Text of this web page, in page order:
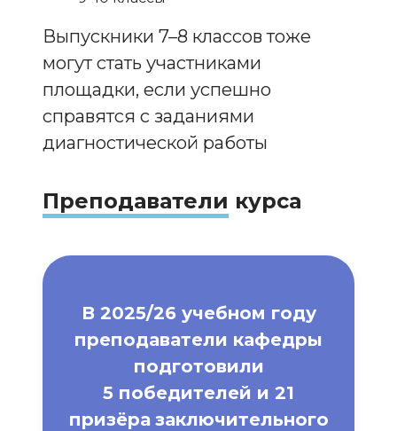
Выпускники 7–8 классов тоже
могут стать участниками
площадки, если успешно
справятся с заданиями
диагностической работы
Преподаватели курса
В 2025/26 учебном году
преподаватели кафедры
подготовили
5 победителей и 21
призёра заключительного